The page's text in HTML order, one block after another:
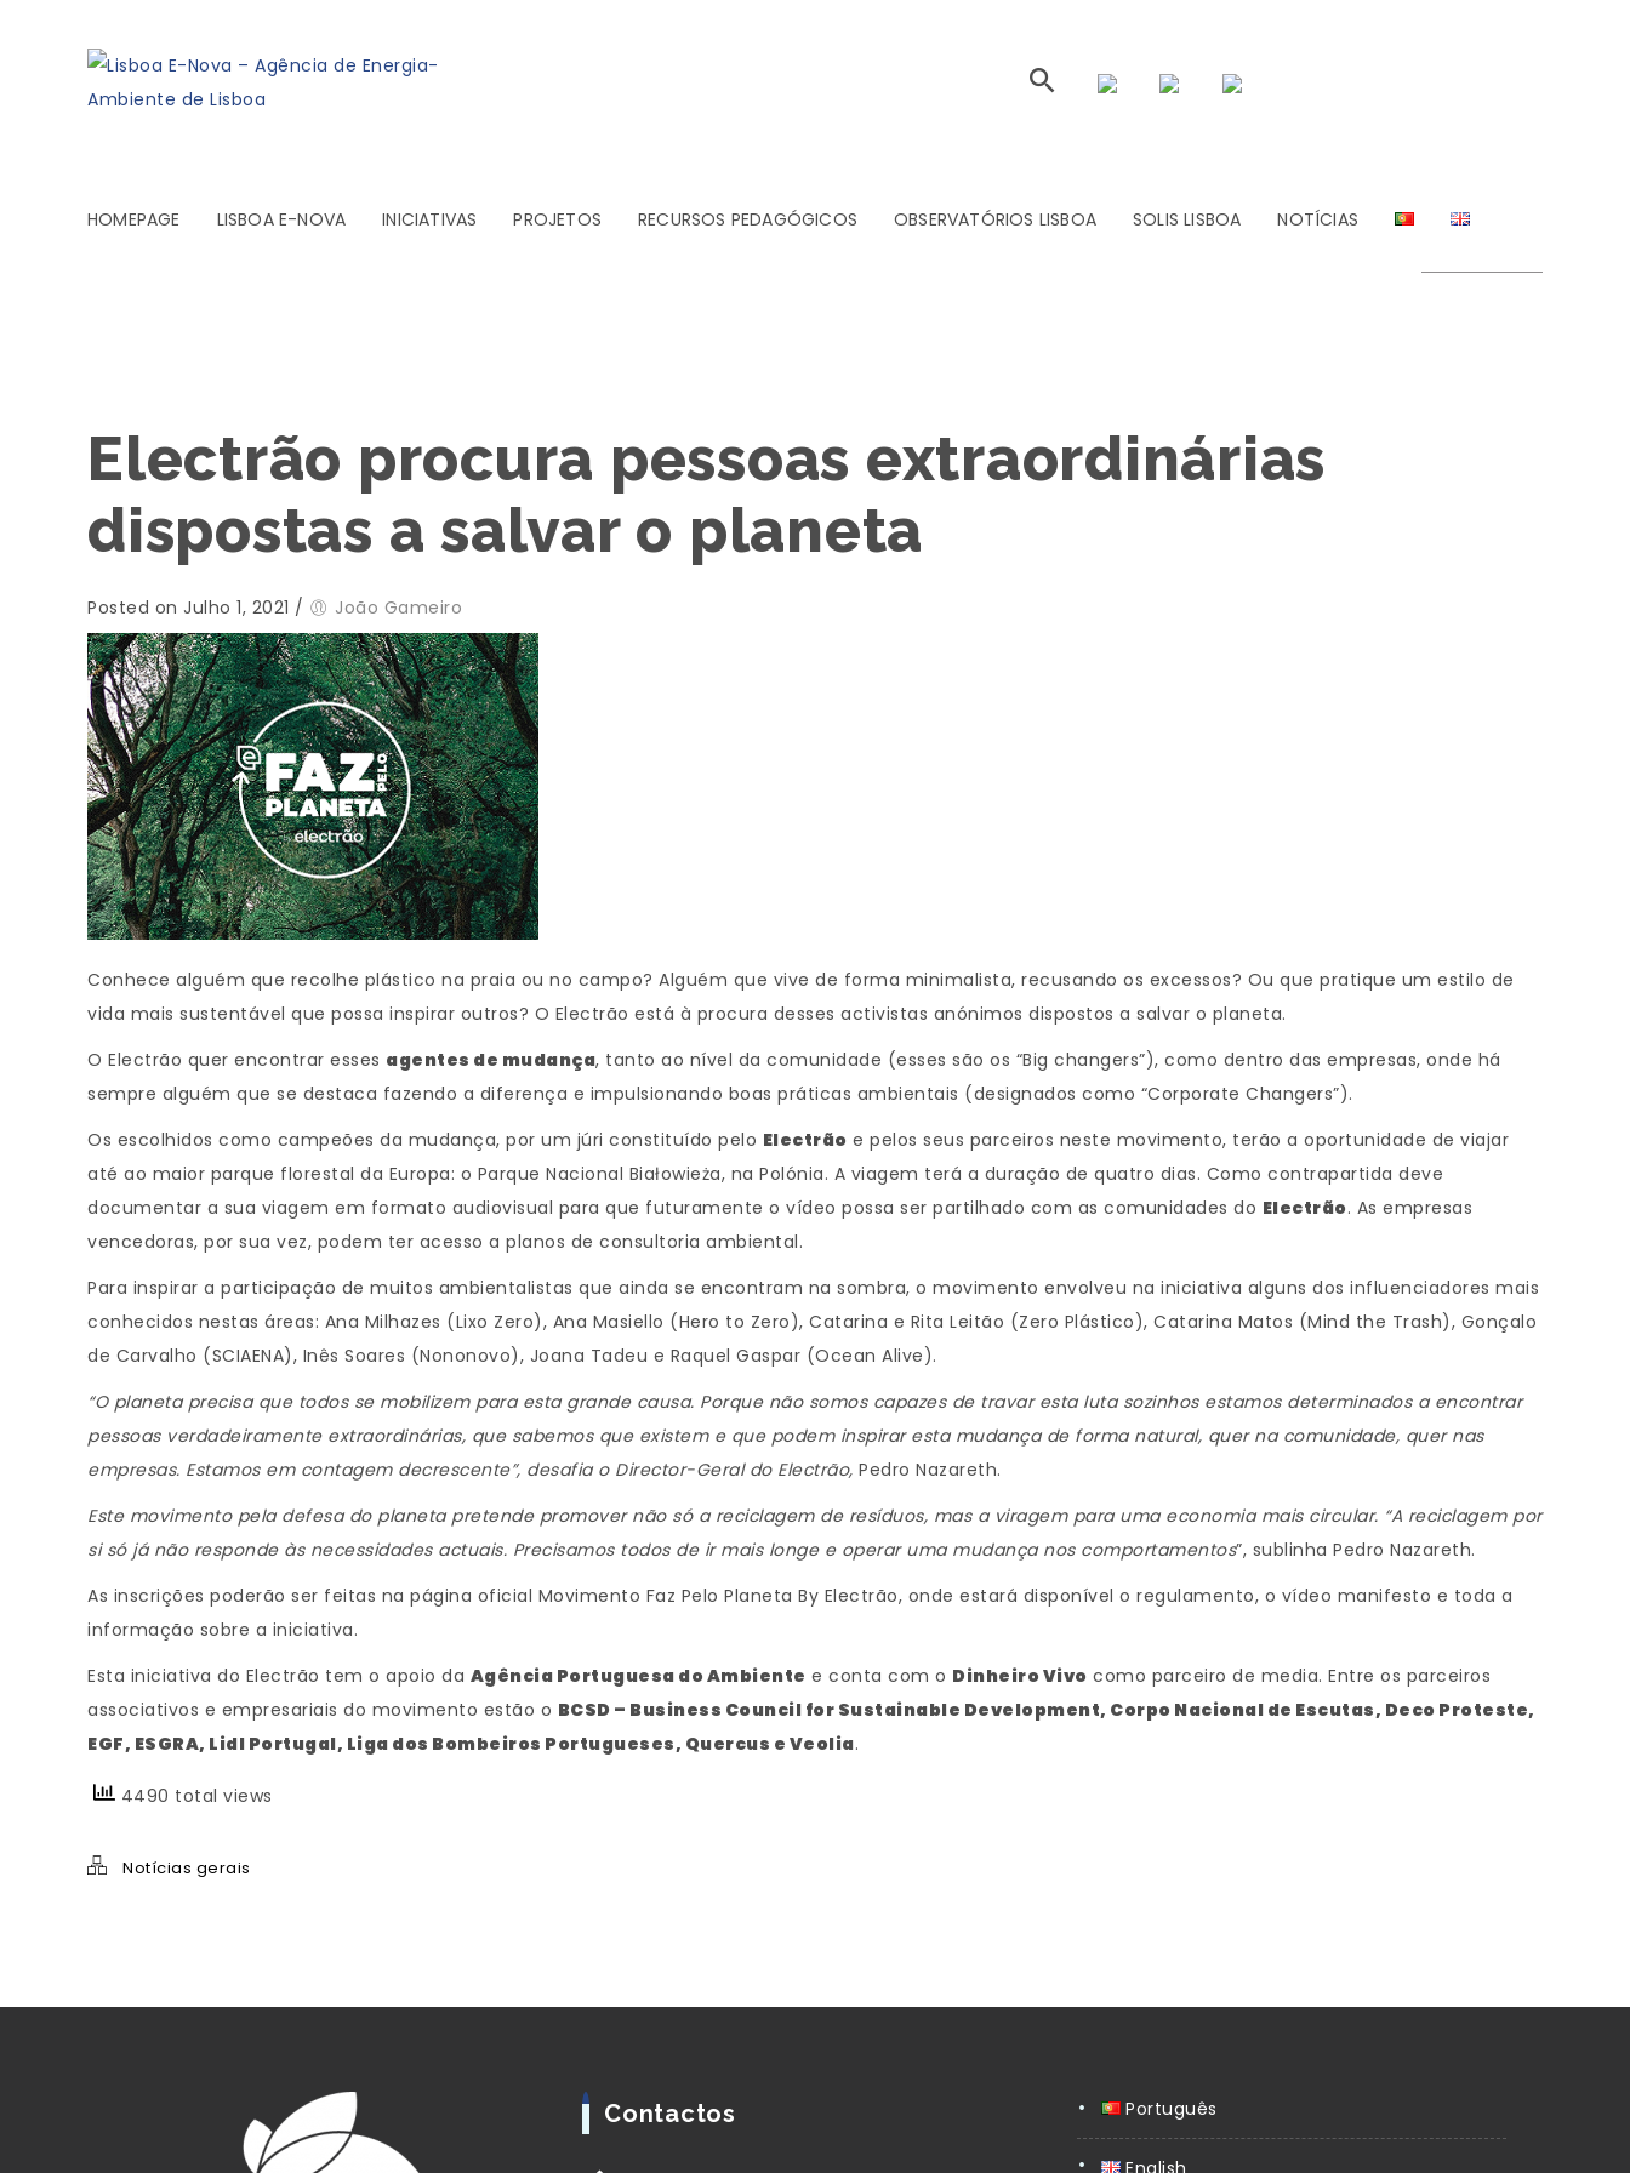
HOMEPAGE LISBOA E-NOVA INICIATIVAS PROJETOS RECURSOS PEDAGÓGICOS OBSERVATÓRIOS LISBOA SOLIS LISBOA NOTÍCIAS
Electrão procura pessoas extraordinárias
dispostas a salvar o planeta
Posted on Julho 1, 2021 / João Gameiro
Conhece alguém que recolhe plástico na praia ou no campo? Alguém que vive de forma minimalista, recusando os excessos? Ou que pratique um estilo de
vida mais sustentável que possa inspirar outros? O Electrão está à procura desses activistas anónimos dispostos a salvar o planeta.
O Electrão quer encontrar esses agentes de mudança, tanto ao nível da comunidade (esses são os “Big changers”), como dentro das empresas, onde há
sempre alguém que se destaca fazendo a diferença e impulsionando boas práticas ambientais (designados como “Corporate Changers”).
Os escolhidos como campeões da mudança, por um júri constituído pelo Electrão e pelos seus parceiros neste movimento, terão a oportunidade de viajar
até ao maior parque florestal da Europa: o Parque Nacional Białowieża, na Polónia. A viagem terá a duração de quatro dias. Como contrapartida deve
documentar a sua viagem em formato audiovisual para que futuramente o vídeo possa ser partilhado com as comunidades do Electrão. As empresas
vencedoras, por sua vez, podem ter acesso a planos de consultoria ambiental.
Para inspirar a participação de muitos ambientalistas que ainda se encontram na sombra, o movimento envolveu na iniciativa alguns dos influenciadores mais
conhecidos nestas áreas: Ana Milhazes (Lixo Zero), Ana Masiello (Hero to Zero), Catarina e Rita Leitão (Zero Plástico), Catarina Matos (Mind the Trash), Gonçalo
de Carvalho (SCIAENA), Inês Soares (Nononovo), Joana Tadeu e Raquel Gaspar (Ocean Alive).
“O planeta precisa que todos se mobilizem para esta grande causa. Porque não somos capazes de travar esta luta sozinhos estamos determinados a encontrar
pessoas verdadeiramente extraordinárias, que sabemos que existem e que podem inspirar esta mudança de forma natural, quer na comunidade, quer nas
empresas. Estamos em contagem decrescente”, desafia o Director-Geral do Electrão, Pedro Nazareth.
Este movimento pela defesa do planeta pretende promover não só a reciclagem de resíduos, mas a viragem para uma economia mais circular. “A reciclagem por
si só já não responde às necessidades actuais. Precisamos todos de ir mais longe e operar uma mudança nos comportamentos”, sublinha Pedro Nazareth.
As inscrições poderão ser feitas na página oficial Movimento Faz Pelo Planeta By Electrão, onde estará disponível o regulamento, o vídeo manifesto e toda a
informação sobre a iniciativa.
Esta iniciativa do Electrão tem o apoio da Agência Portuguesa do Ambiente e conta com o Dinheiro Vivo como parceiro de media. Entre os parceiros
associativos e empresariais do movimento estão o BCSD – Business Council for Sustainable Development, Corpo Nacional de Escutas, Deco Proteste,
EGF, ESGRA, Lidl Portugal, Liga dos Bombeiros Portugueses, Quercus e Veolia.
4490 total views
Notícias gerais
Contactos Português